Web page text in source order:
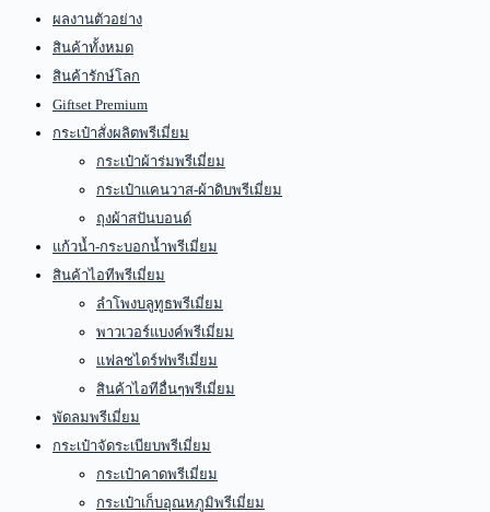
ผลงานตัวอย่าง
สินค้าทั้งหมด
สินค้ารักษ์โลก
Giftset Premium
กระเป๋าสั่งผลิตพรีเมี่ยม
กระเป๋าผ้าร่มพรีเมี่ยม
กระเป๋าแคนวาส-ผ้าดิบพรีเมี่ยม
ถุงผ้าสปันบอนด์
แก้วน้ำ-กระบอกน้ำพรีเมี่ยม
สินค้าไอทีพรีเมี่ยม
ลำโพงบลูทูธพรีเมี่ยม
พาวเวอร์แบงค์พรีเมี่ยม
แฟลชไดร์ฟพรีเมี่ยม
สินค้าไอทีอื่นๆพรีเมี่ยม
พัดลมพรีเมี่ยม
กระเป๋าจัดระเบียบพรีเมี่ยม
กระเป๋าคาดพรีเมี่ยม
กระเป๋าเก็บอุณหภูมิพรีเมี่ยม